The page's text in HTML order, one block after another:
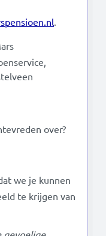
over?
we je kunnen
te krijgen van